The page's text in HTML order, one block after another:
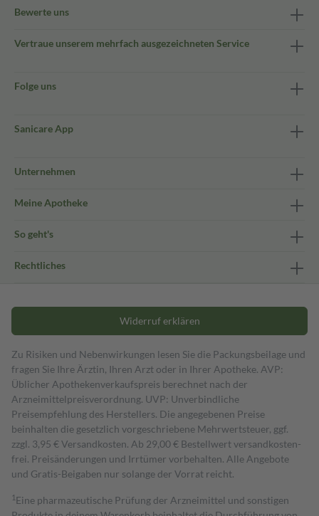
Bewerte uns
Vertraue unserem mehrfach ausgezeichneten Service
Folge uns
Sanicare App
Unternehmen
Meine Apotheke
So geht's
Rechtliches
Widerruf erklären
Zu Risiken und Nebenwirkungen lesen Sie die Packungsbeilage und
fragen Sie Ihre Ärztin, Ihren Arzt oder in Ihrer Apotheke. AVP:
Üblicher Apothekenverkaufspreis berechnet nach der
Arzneimittelpreisverordnung. UVP: Unverbindliche
Preisempfehlung des Herstellers. Die angegebenen Preise
beinhalten die gesetzlich vorgeschriebene Mehrwertsteuer, ggf.
zzgl. 3,95 € Versandkosten. Ab 29,00 € Bestell­wert versand­kosten­
frei. Preisänderungen und Irrtümer vorbehalten. Alle Angebote
und Gratis-Beigaben nur solange der Vorrat reicht.
1 Eine pharmazeutische Prüfung der Arzneimittel und sonstigen